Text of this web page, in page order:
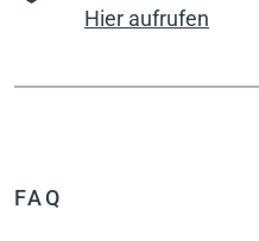
Hier aufrufen
FAQ